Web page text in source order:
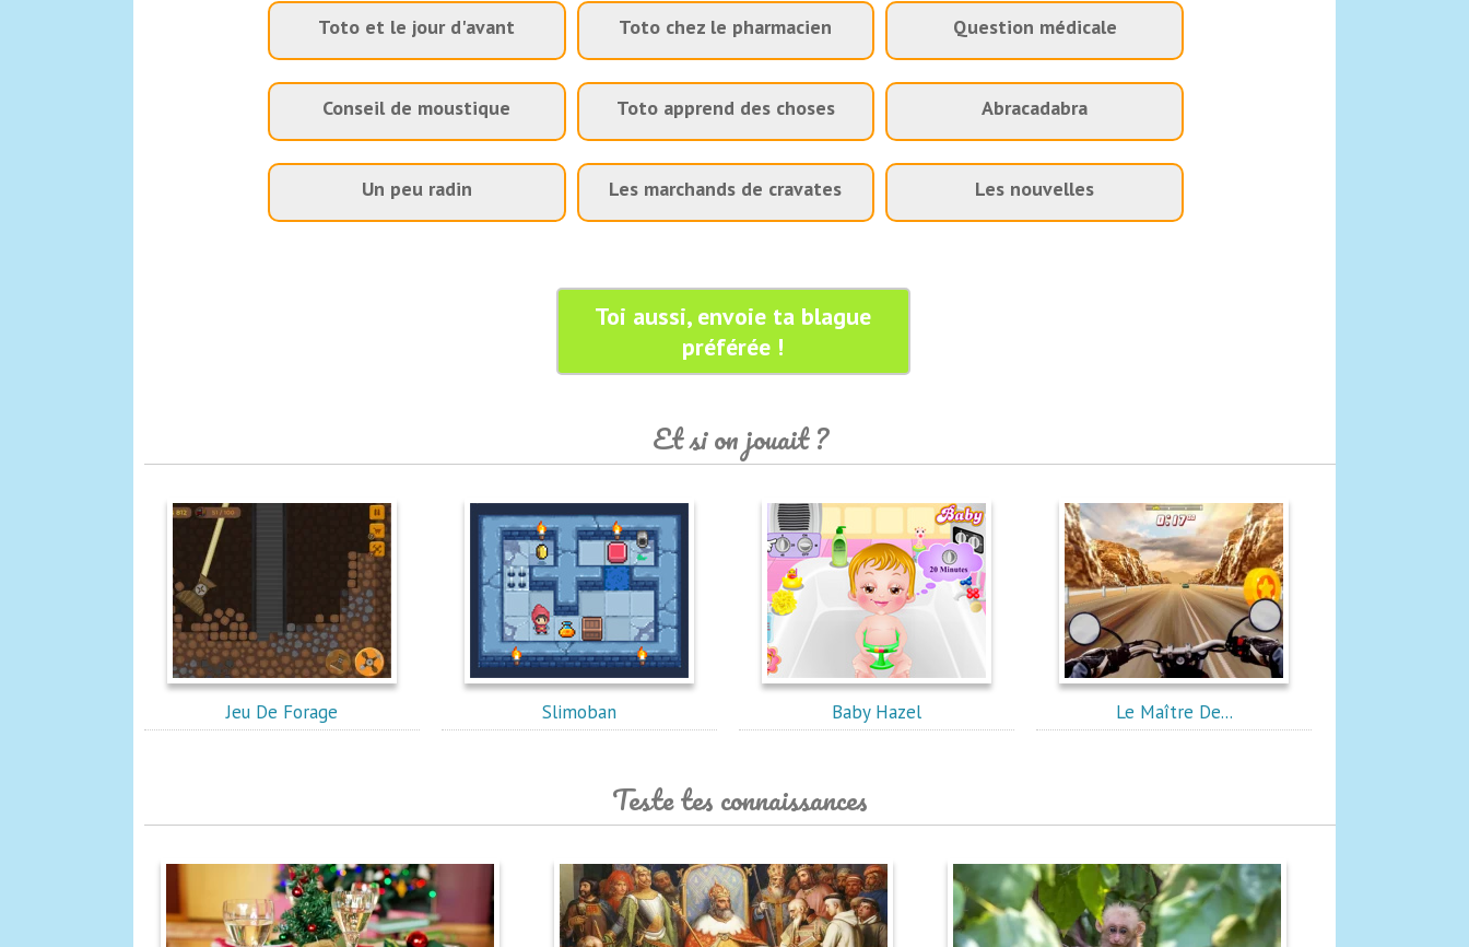
Toto et le jour d'avant Toto chez le pharmacien Question médicale
Conseil de moustique Toto apprend des choses Abracadabra
Un peu radin Les marchands de cravates Les nouvelles
Toi aussi, envoie ta blague
préférée !
Et si on jouait ?
Jeu De Forage Slimoban Baby Hazel Le Maître De...
Teste tes connaissances